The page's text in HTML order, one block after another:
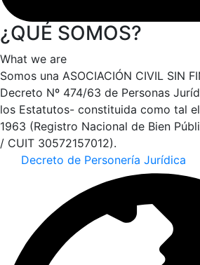
¿QUÉ SOMOS?
What we are
Somos una ASOCIACIÓN CIVIL SIN
Decreto Nº 474/63 de Personas
los Estatutos- constituida como tal
1963 (Registro Nacional de Bien
/ CUIT 30572157012).
Decreto de Personería Jurídica